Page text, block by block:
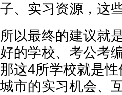
子、实习资源，这
所以最终的建议就
好的学校、考公考
那这4所学校就是
城市的实习机会、